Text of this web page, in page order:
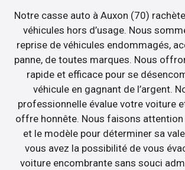
Notre casse auto à Auxon (70)
véhicules hors d’usage. Nous
reprise de véhicules endommagés,
panne, de toutes marques. Nous
rapide et efficace pour se
véhicule en gagnant de l’argent.
professionnelle évalue votre voiture
offre honnête. Nous faisons attention
et le modèle pour déterminer sa
vous avez la possibilité de vous
voiture encombrante sans souci